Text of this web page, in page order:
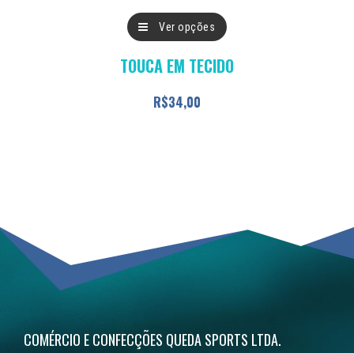
Ver opções
Este
tem
ser
do
TOUCA EM TECIDO
R$34,00
COMÉRCIO E CONFECÇÕES QUEDA SPORTS LTDA.